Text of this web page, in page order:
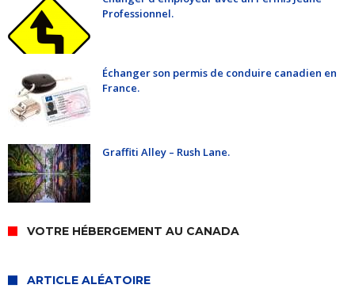
Professionnel.
Échanger son permis de conduire canadien en
France.
Graffiti Alley – Rush Lane.
VOTRE HÉBERGEMENT AU CANADA
ARTICLE ALÉATOIRE